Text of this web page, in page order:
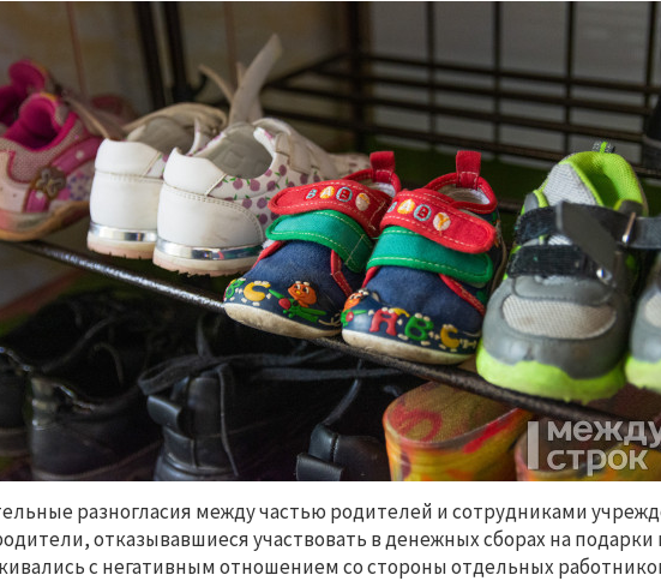
разногласия между частью родителей и сотрудниками
отказывавшиеся участвовать в денежных сборах на
с негативным отношением со стороны отдельных